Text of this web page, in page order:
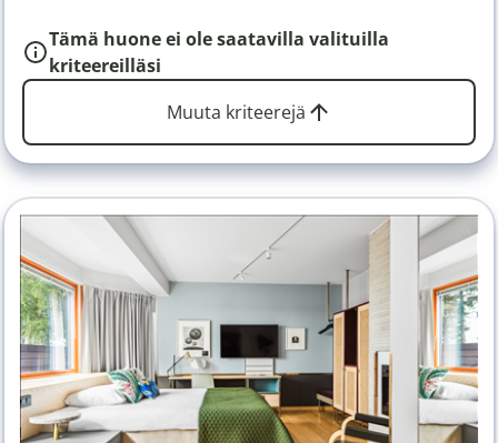
Tämä huone ei ole saatavilla valituilla
kriteereilläsi
Muuta kriteerejä